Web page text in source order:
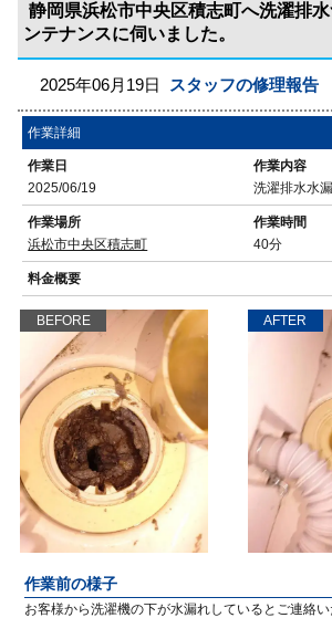
静岡県浜松市中央区積志町へ洗濯排
ンテナンスに伺いました。
2025年06月19日 スタッフの修理報告
作業詳細
作業日
2025/06/19
作業内容
洗濯排水水
作業場所
浜松市中央区積志町
作業時間
40分
料金概要
BEFORE AFTER
作業前の様子
お客様から洗濯機の下が水漏れしているとご連絡い